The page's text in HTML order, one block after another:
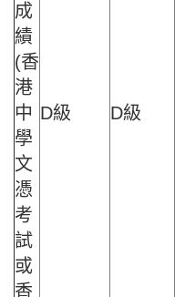
成
績
(香
港
中
學
文
憑
考
試
或
香
D級 D級